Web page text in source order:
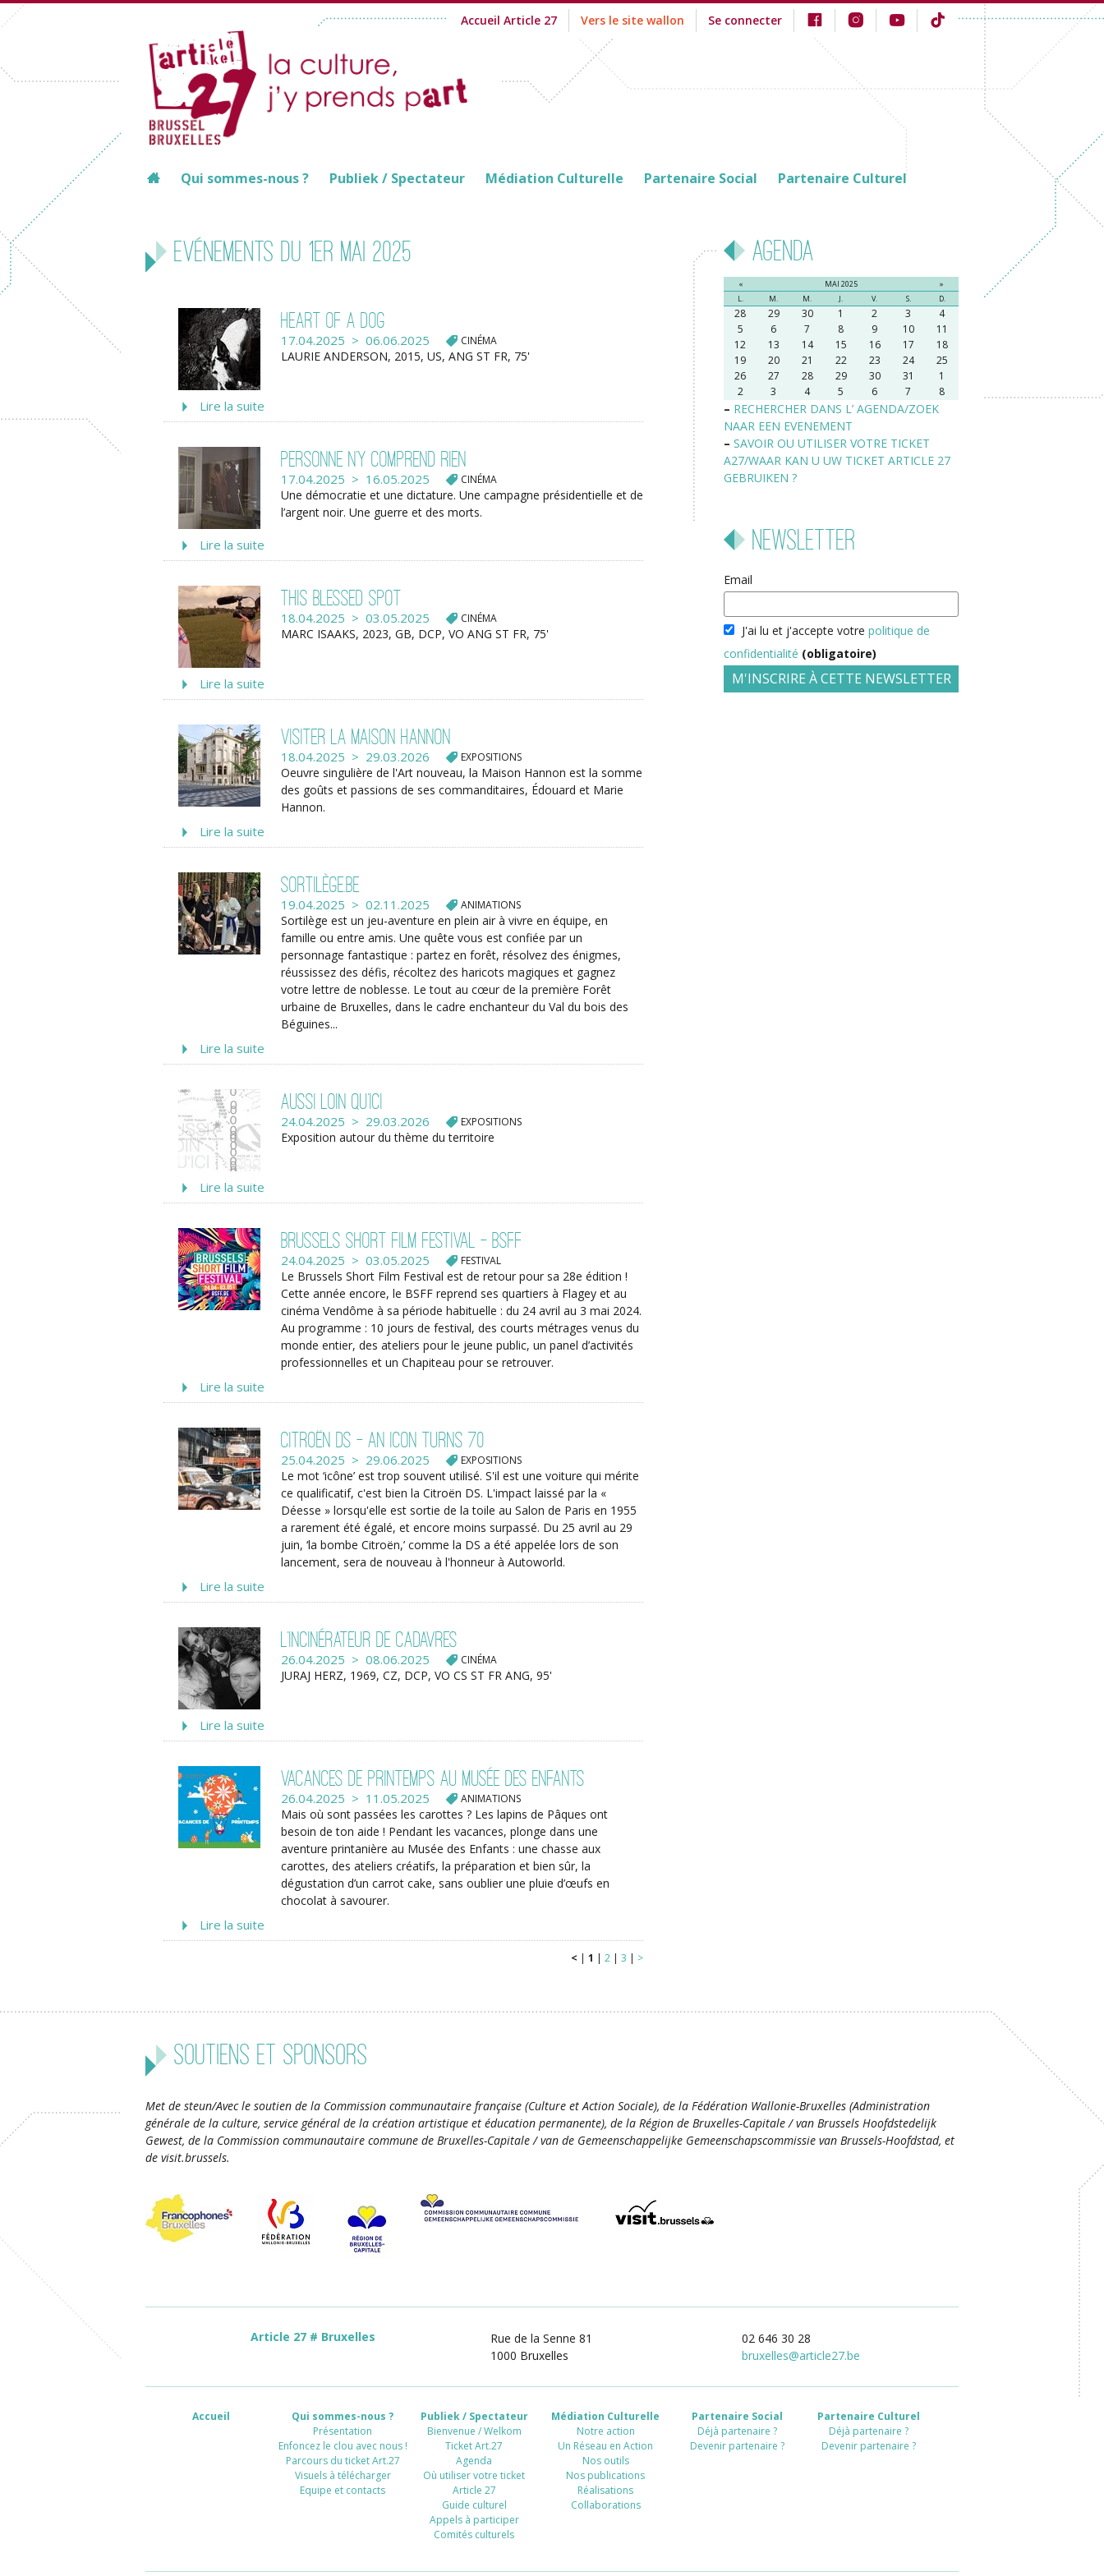
Accueil Article 27 Vers le site wallon Se connecter
Qui sommes-nous ? Publiek / Spectateur Médiation Culturelle Partenaire Social Partenaire Culturel
Evénements du 1er mai 2025
Heart of a Dog
17.04.2025 > 06.06.2025 CINÉMA
LAURIE ANDERSON, 2015, US, ANG ST FR, 75'
Lire la suite
Personne n’y comprend rien
17.04.2025 > 16.05.2025 CINÉMA
Une démocratie et une dictature. Une campagne présidentielle et de
l’argent noir. Une guerre et des morts.
Lire la suite
This Blessed Spot
18.04.2025 > 03.05.2025 CINÉMA
MARC ISAAKS, 2023, GB, DCP, VO ANG ST FR, 75'
Lire la suite
Visiter la Maison Hannon
18.04.2025 > 29.03.2026 EXPOSITIONS
Oeuvre singulière de l'Art nouveau, la Maison Hannon est la somme
des goûts et passions de ses commanditaires, Édouard et Marie
Hannon.
Lire la suite
Sortilège.be
19.04.2025 > 02.11.2025 ANIMATIONS
Sortilège est un jeu-aventure en plein air à vivre en équipe, en
famille ou entre amis. Une quête vous est confiée par un
personnage fantastique : partez en forêt, résolvez des énigmes,
réussissez des défis, récoltez des haricots magiques et gagnez
votre lettre de noblesse. Le tout au cœur de la première Forêt
urbaine de Bruxelles, dans le cadre enchanteur du Val du bois des
Béguines...
Lire la suite
Aussi loin qu’ici
24.04.2025 > 29.03.2026 EXPOSITIONS
Exposition autour du thème du territoire
Lire la suite
Brussels Short Film Festival - BSFF
24.04.2025 > 03.05.2025 FESTIVAL
Le Brussels Short Film Festival est de retour pour sa 28e édition !
Cette année encore, le BSFF reprend ses quartiers à Flagey et au
cinéma Vendôme à sa période habituelle : du 24 avril au 3 mai 2024.
Au programme : 10 jours de festival, des courts métrages venus du
monde entier, des ateliers pour le jeune public, un panel d’activités
professionnelles et un Chapiteau pour se retrouver.
Lire la suite
Citroën DS - An icon turns 70
25.04.2025 > 29.06.2025 EXPOSITIONS
Le mot ‘icône’ est trop souvent utilisé. S'il est une voiture qui mérite
ce qualificatif, c'est bien la Citroën DS. L'impact laissé par la «
Déesse » lorsqu'elle est sortie de la toile au Salon de Paris en 1955
a rarement été égalé, et encore moins surpassé. Du 25 avril au 29
juin, ‘la bombe Citroën,’ comme la DS a été appelée lors de son
lancement, sera de nouveau à l'honneur à Autoworld.
Lire la suite
L’Incinérateur de cadavres
26.04.2025 > 08.06.2025 CINÉMA
JURAJ HERZ, 1969, CZ, DCP, VO CS ST FR ANG, 95'
Lire la suite
Vacances de Printemps au Musée des Enfants
26.04.2025 > 11.05.2025 ANIMATIONS
Mais où sont passées les carottes ? Les lapins de Pâques ont
besoin de ton aide ! Pendant les vacances, plonge dans une
aventure printanière au Musée des Enfants : une chasse aux
carottes, des ateliers créatifs, la préparation et bien sûr, la
dégustation d’un carrot cake, sans oublier une pluie d’œufs en
chocolat à savourer.
Lire la suite
< | 1 | 2 | 3 | >
Agenda
« MAI 2025
»
L.
M. M. J. V. S. D.
28 29 30 1 2 3
4
5
6 7 8 9 10
11
12
13 14 15 16 17
18
19
20 21 22 23 24
25
26
27 28 29 30 31
1
2
3 4 5 6 7 8
– RECHERCHER DANS L’ AGENDA/ZOEK
NAAR EEN EVENEMENT
– SAVOIR OU UTILISER VOTRE TICKET
A27/WAAR KAN U UW TICKET ARTICLE 27
GEBRUIKEN ?
Newsletter
Email
J'ai lu et j'accepte votre politique de
confidentialité (obligatoire)
Soutiens et sponsors
Met de steun/Avec le soutien de la Commission communautaire française (Culture et Action Sociale), de la Fédération Wallonie-Bruxelles (Administration
générale de la culture, service général de la création artistique et éducation permanente), de la Région de Bruxelles-Capitale / van Brussels Hoofdstedelijk
Gewest, de la Commission communautaire commune de Bruxelles-Capitale / van de Gemeenschappelijke Gemeenschapscommissie van Brussels-Hoofdstad, et
de visit.brussels.
Article 27 # Bruxelles
Rue de la Senne 81
1000 Bruxelles
02 646 30 28
bruxelles@article27.be
Accueil
Qui sommes-nous ?
Présentation
Enfoncez le clou avec nous !
Parcours du ticket Art.27
Visuels à télécharger
Equipe et contacts
Publiek / Spectateur
Bienvenue / Welkom
Ticket Art.27
Agenda
Où utiliser votre ticket
Article 27
Guide culturel
Appels à participer
Comités culturels
Médiation Culturelle
Notre action
Un Réseau en Action
Nos outils
Nos publications
Réalisations
Collaborations
Partenaire Social
Déjà partenaire ?
Devenir partenaire ?
Partenaire Culturel
Déjà partenaire ?
Devenir partenaire ?